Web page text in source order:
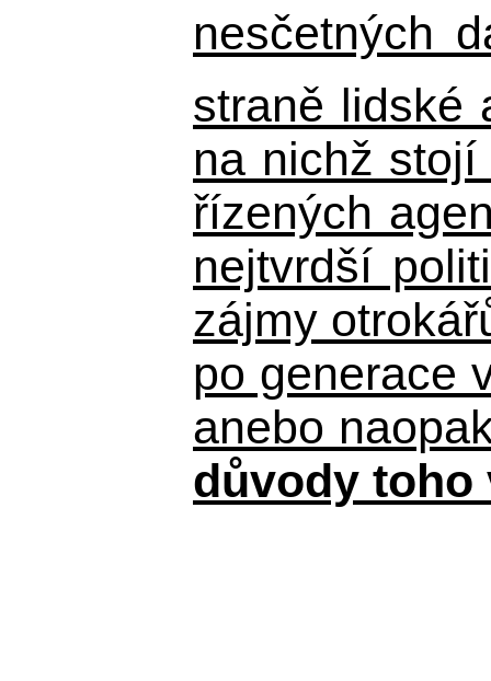
nesčetných
straně lidské
na nichž
řízených
nejtvrdší
zájmy
po generace
anebo
důvody toho